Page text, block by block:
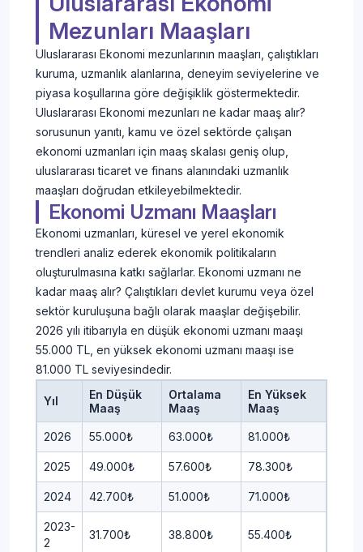
Mezunları Maaşları
Uluslararası Ekonomi mezunlarının maaşları, çalıştıkları
kuruma, uzmanlık alanlarına, deneyim seviyelerine ve
piyasa koşullarına göre değişiklik göstermektedir.
Uluslararası Ekonomi mezunları ne kadar maaş alır?
sorusunun yanıtı, kamu ve özel sektörde çalışan
ekonomi uzmanları için maaş skalası geniş olup,
uluslararası ticaret ve finans alanındaki uzmanlık
maaşları doğrudan etkileyebilmektedir.
Ekonomi Uzmanı Maaşları
Ekonomi uzmanları, küresel ve yerel ekonomik
trendleri analiz ederek ekonomik politikaların
oluşturulmasına katkı sağlarlar. Ekonomi uzmanı ne
kadar maaş alır? Çalıştıkları devlet kurumu veya özel
sektör kuruluşuna bağlı olarak maaşlar değişebilir.
2026 yılı itibarıyla en düşük ekonomi uzmanı maaşı
55.000 TL, en yüksek ekonomi uzmanı maaşı ise
81.000 TL seviyesindedir.
Yıl
En Düşük
Maaş
Ortalama
Maaş
En Yüksek
Maaş
2026 55.000₺ 63.000₺ 81.000₺
2025 49.000₺ 57.600₺ 78.300₺
2024 42.700₺ 51.000₺ 71.000₺
2023-
2
31.700₺ 38.800₺ 55.400₺